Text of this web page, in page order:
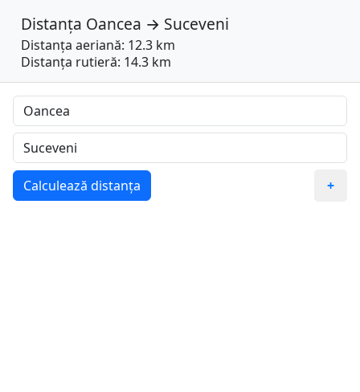
Distanța Oancea → Suceveni
Distanța aeriană: 12.3 km
Distanța rutieră: 14.3 km
Calculează distanța +